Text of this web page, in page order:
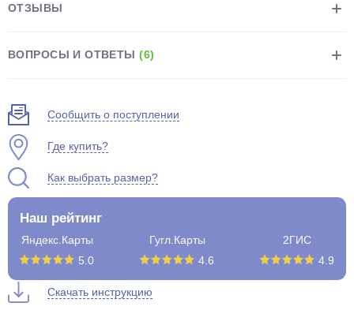
ОТЗЫВЫ
ВОПРОСЫ И ОТВЕТЫ(6)
Сообщить о поступлении
Где купить?
Как выбрать размер?
Наш рейтинг
Яндекс.Карты
5.0
Гугл.Карты
4.6
2ГИС
4.9
Скачать инструкцию